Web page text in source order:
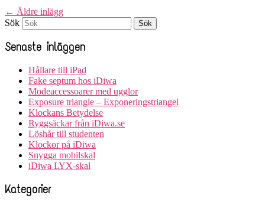
← Äldre inlägg
Sök
Senaste inläggen
Hållare till iPad
Fake septum hos iDiwa
Modeaccessoarer med ugglor
Exposure triangle – Exponeringstriangel
Klockans Betydelse
Ryggsäckar från iDiwa.se
Löshår till studenten
Klockor på iDiwa
Snygga mobilskal
iDiwa LYX-skal
Kategorier